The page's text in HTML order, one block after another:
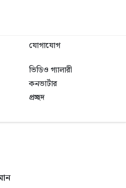
যোগাযোগ
ভিডিও গ্যালারী
কনভার্টার
প্রচ্ছদ